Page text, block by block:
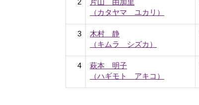
2
片山 由加里
（カタヤマ ユカリ）
3
木村 静
（キムラ シズカ）
4
萩本 明子
（ハギモト アキコ）